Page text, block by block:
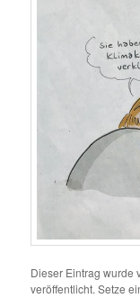
Dieser Eintrag wurde
veröffentlicht. Setze